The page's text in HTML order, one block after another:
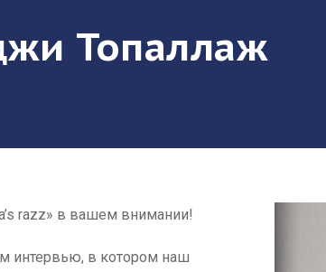
Топаллаж
razz» в вашем внимании!
интервью, в котором наш